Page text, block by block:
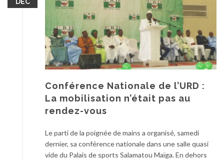
Conférence Nationale de l’URD :
La mobilisation n’était pas au
rendez-vous
Le parti de la poignée de mains a organisé, samedi
dernier, sa conférence nationale dans une salle quasi
vide du Palais de sports Salamatou Maïga. En dehors